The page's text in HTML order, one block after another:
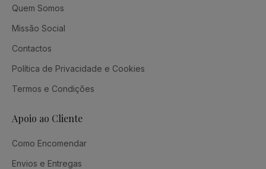
Quem Somos
Missão Social
Contactos
Política de Privacidade e Cookies
Termos e Condições
Apoio ao Cliente
Como Encomendar
Envios e Entregas